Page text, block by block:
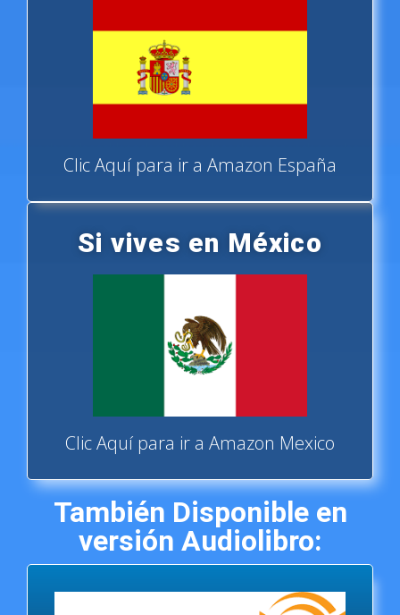
Clic Aquí para ir a Amazon España
Si vives en México
Clic Aquí para ir a Amazon Mexico
También Disponible en
versión Audiolibro: